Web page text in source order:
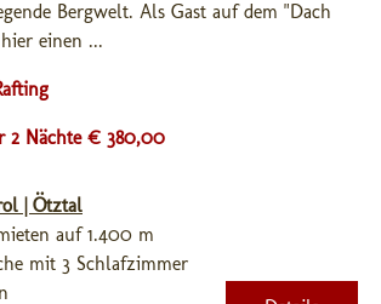
Bergwelt. Als Gast auf dem "Dach
einen ...
2 Nächte € 380,00
| Ötztal
auf 1.400 m
mit 3 Schlafzimmer